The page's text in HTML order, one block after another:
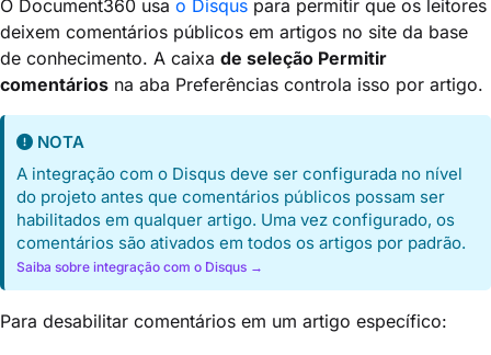
O Document360 usa o Disqus para permitir que os leitores
deixem comentários públicos em artigos no site da base
de conhecimento. A caixa de seleção Permitir
comentários na aba Preferências controla isso por artigo.
NOTA
A integração com o Disqus deve ser configurada no nível
do projeto antes que comentários públicos possam ser
habilitados em qualquer artigo. Uma vez configurado, os
comentários são ativados em todos os artigos por padrão.
Saiba sobre integração com o Disqus →
Para desabilitar comentários em um artigo específico: